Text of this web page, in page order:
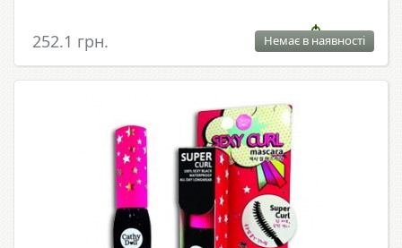
252.1 грн. Немає в наявності